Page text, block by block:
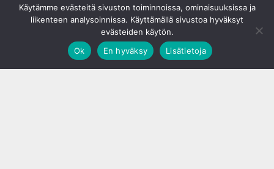
Käytämme evästeitä sivuston toiminnoissa, ominaisuuksissa ja
liikenteen analysoinnissa. Käyttämällä sivustoa hyväksyt
evästeiden käytön.
Ok
En hyväksy Lisätietoja